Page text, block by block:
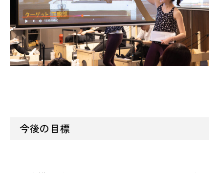
今後の目標